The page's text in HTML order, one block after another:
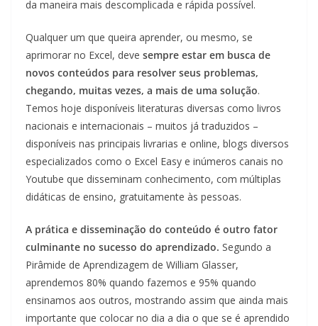
da maneira mais descomplicada e rápida possível.
Qualquer um que queira aprender, ou mesmo, se
aprimorar no Excel, deve sempre estar em busca de
novos conteúdos para resolver seus problemas,
chegando, muitas vezes, a mais de uma solução.
Temos hoje disponíveis literaturas diversas como livros
nacionais e internacionais – muitos já traduzidos –
disponíveis nas principais livrarias e online, blogs diversos
especializados como o Excel Easy e inúmeros canais no
Youtube que disseminam conhecimento, com múltiplas
didáticas de ensino, gratuitamente às pessoas.
A prática e disseminação do conteúdo é outro fator
culminante no sucesso do aprendizado. Segundo a
Pirâmide de Aprendizagem de William Glasser,
aprendemos 80% quando fazemos e 95% quando
ensinamos aos outros, mostrando assim que ainda mais
importante que colocar no dia a dia o que se é aprendido